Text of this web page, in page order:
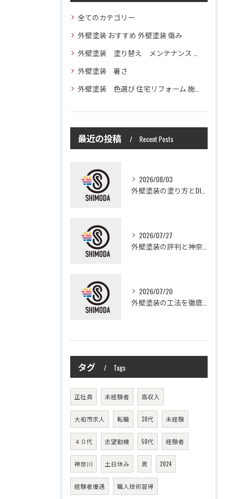
全てのカテゴリー
外壁塗装 おすすめ 外壁塗装 傷み
外壁塗装 塗り替え メンテナンス 住宅塗装
外壁塗装 暑さ
外壁塗装 色選び 住宅リフォーム 施工技術
最近の投稿 Recent Posts
2026/08/03
2026/07/27
2026/07/20
タグ Tags
正社員 未経験者 高収入
大和市求人 転職 30代 未経験
４０代 志望動機 50代 経験者
神奈川 土日休み 男 2024
経験者優遇 職人技術習得